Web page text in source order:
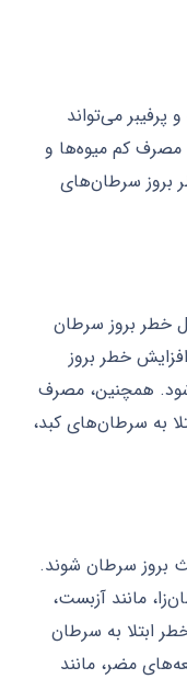
می‌تواند
مصرف کم میوه‌ها و
بروز سرطان‌های
خطر بروز سرطان
خطر بروز
همچنین، مصرف
به سرطان‌های کبد،
بروز سرطان شوند.
مانند آزبست،
ابتلا به سرطان
مضر، مانند